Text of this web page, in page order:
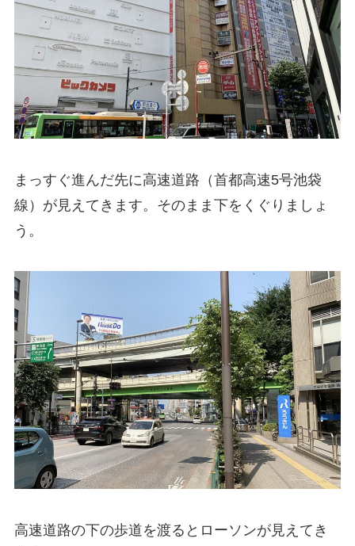
まっすぐ進んだ先に高速道路（首都高速5号池袋
線）が見えてきます。そのまま下をくぐりましょ
う。
高速道路の下の歩道を渡るとローソンが見えてき